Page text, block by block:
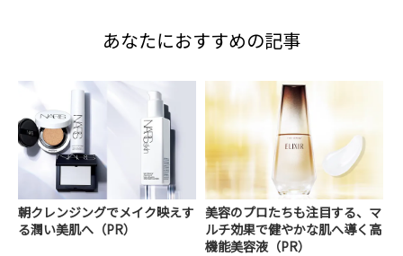
あなたにおすすめの記事
朝クレンジングでメイク映えす
る潤い美肌へ（PR）
美容のプロたちも注目する、マ
ルチ効果で健やかな肌へ導く高
機能美容液（PR）